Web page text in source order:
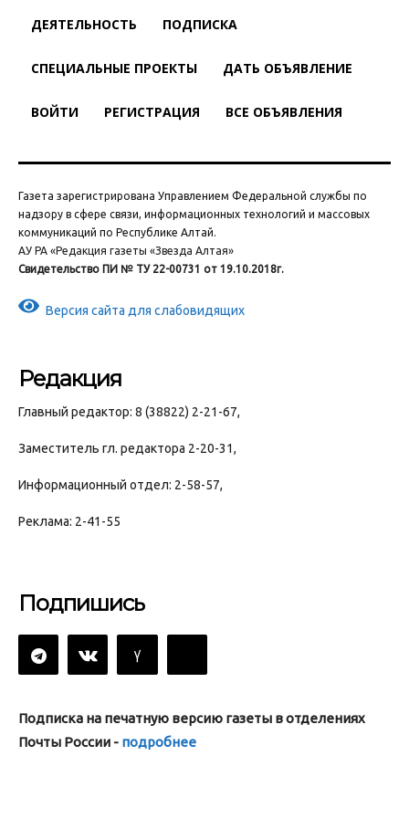
ДЕЯТЕЛЬНОСТЬ ПОДПИСКА
СПЕЦИАЛЬНЫЕ ПРОЕКТЫ ДАТЬ ОБЪЯВЛЕНИЕ
ВОЙТИ РЕГИСТРАЦИЯ ВСЕ ОБЪЯВЛЕНИЯ
Газета зарегистрирована Управлением Федеральной службы по
надзору в сфере связи, информационных технологий и массовых
коммуникаций по Республике Алтай.
АУ РА «Редакция газеты «Звезда Алтая»
Свидетельство ПИ № ТУ 22-00731 от 19.10.2018г.
Версия сайта для слабовидящих
Редакция
Главный редактор: 8 (38822) 2-21-67,
Заместитель гл. редактора 2-20-31,
Информационный отдел: 2-58-57,
Реклама: 2-41-55
Подпишись
Подписка на печатную версию газеты в отделениях
Почты России - подробнее